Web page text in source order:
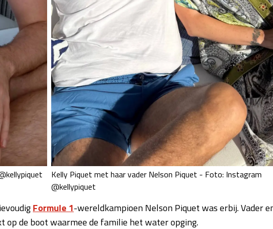
Kelly Piquet met haar vader Nelson Piquet - Foto: Instagram
@kellypiquet
Formule 1-wereldkampioen Nelson Piquet was erbij. Vader
op de boot waarmee de familie het water opging.